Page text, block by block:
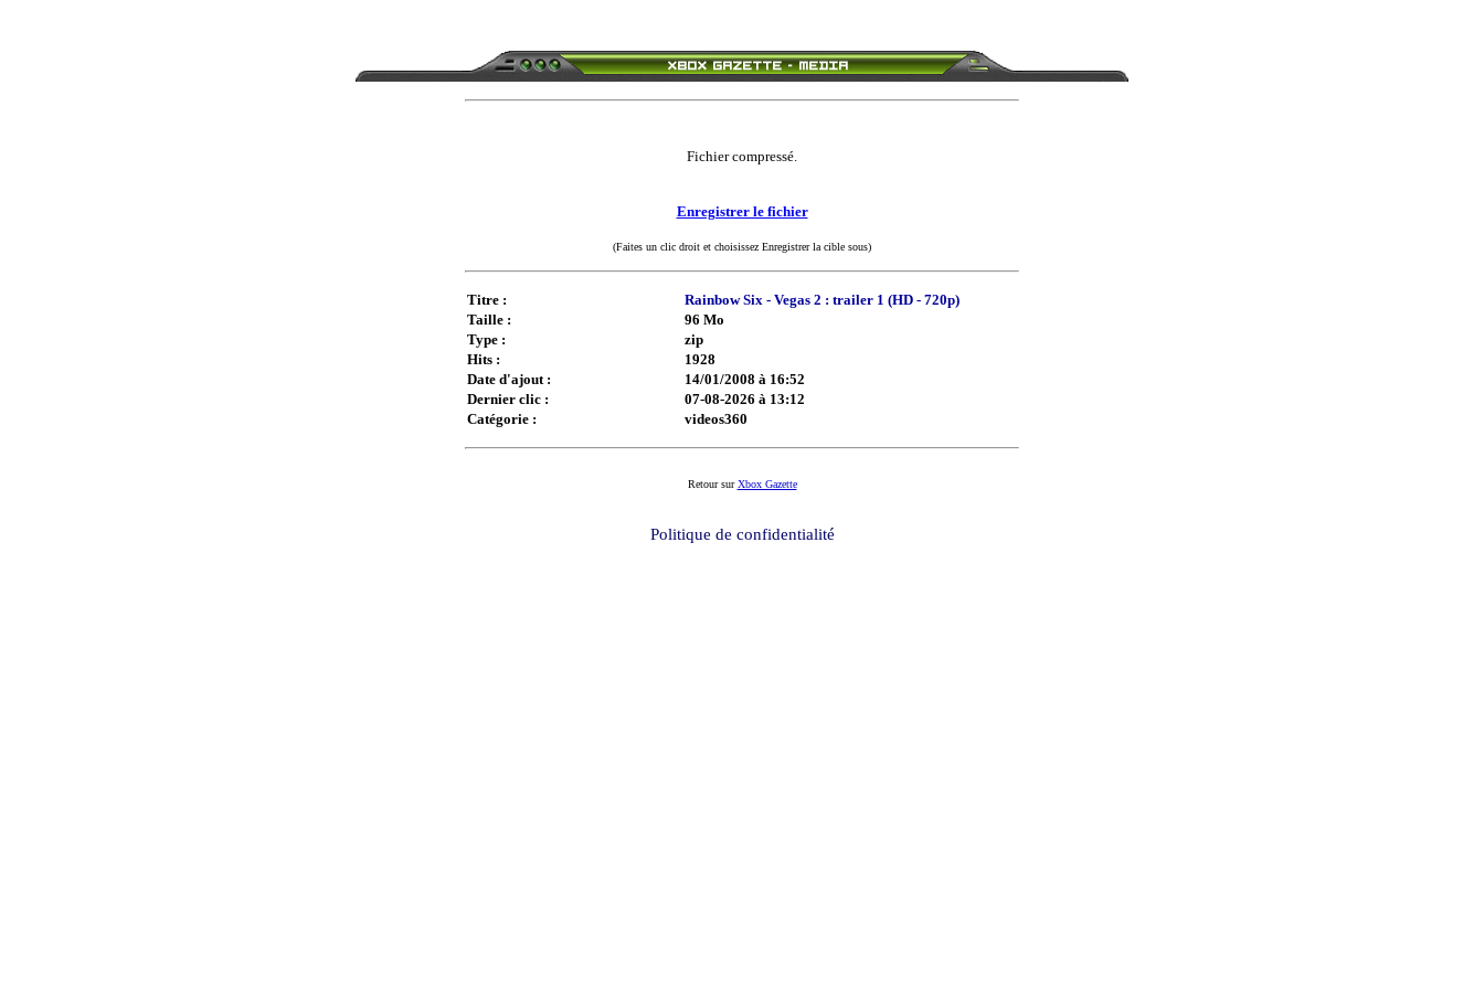
Fichier compressé.
Enregistrer le fichier
(Faites un clic droit et choisissez Enregistrer la cible sous)
Titre :
Rainbow Six - Vegas 2 : trailer 1 (HD - 720p)
Taille :
96 Mo
Type :
zip
Hits :
1928
Date d'ajout :
14/01/2008 à 16:52
Dernier clic :
07-08-2026 à 13:12
Catégorie :
videos360
Retour surXbox Gazette
Politique de confidentialité